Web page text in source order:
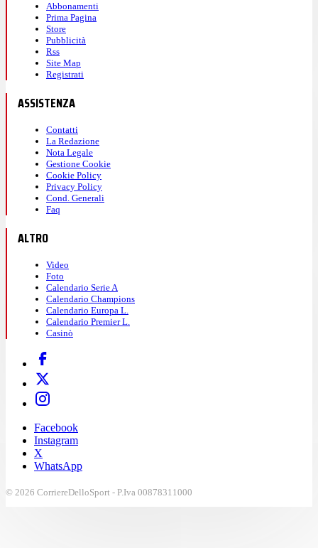
Abbonamenti
Prima Pagina
Store
Pubblicità
Rss
Site Map
Registrati
ASSISTENZA
Contatti
La Redazione
Nota Legale
Gestione Cookie
Cookie Policy
Privacy Policy
Cond. Generali
Faq
ALTRO
Video
Foto
Calendario Serie A
Calendario Champions
Calendario Europa L.
Calendario Premier L.
Casinò
Facebook
Instagram
X
WhatsApp
© 2026 CorriereDelloSport - P.Iva 00878311000